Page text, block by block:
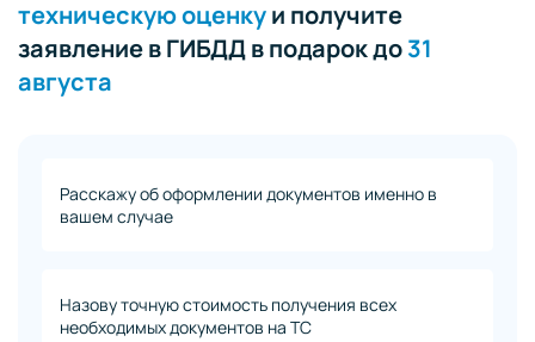
техническую оценкуи получите
заявление в ГИБДД в подарок до31
августа
Расскажу об оформлении документов именно в
вашем случае
Назову точную стоимость получения всех
необходимых документов на ТС